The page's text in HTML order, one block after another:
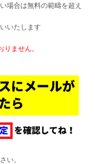
場合は無料の範疇を超え
いたします
ません。
い。